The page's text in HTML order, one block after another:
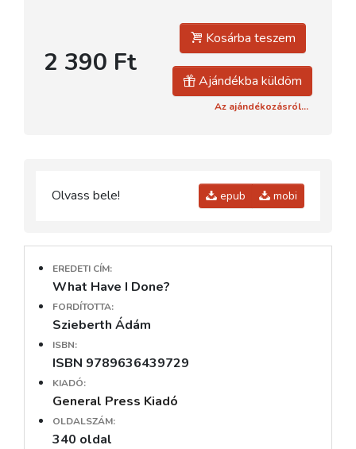
2 390 Ft
Kosárba teszem
Ajándékba küldöm
Az ajándékozásról...
Olvass bele! epub mobi
EREDETI CÍM:
What Have I Done?
FORDÍTOTTA:
Szieberth Ádám
ISBN:
ISBN 9789636439729
KIADÓ:
General Press Kiadó
OLDALSZÁM:
340 oldal